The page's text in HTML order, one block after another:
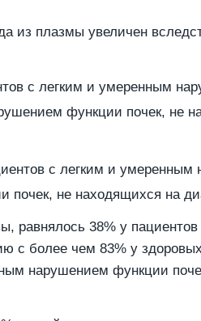
из плазмы увеличен
с легким и умеренным
функции почек, не
с легким и
не находящихся на
равнялось 38% у
с более чем 83% у
нарушением функции